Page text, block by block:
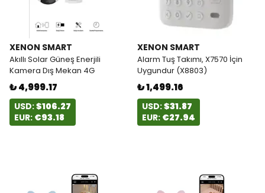
XENON SMART
Akıllı Solar Güneş Enerjili
Kamera Dış Mekan 4G
₺ 4,999.17
USD:$106.27
EUR: €93.18
XENON SMART
Alarm Tuş Takımı, X7570 İçin
Uygundur (X8803)
₺ 1,499.16
USD:$31.87
EUR: €27.94